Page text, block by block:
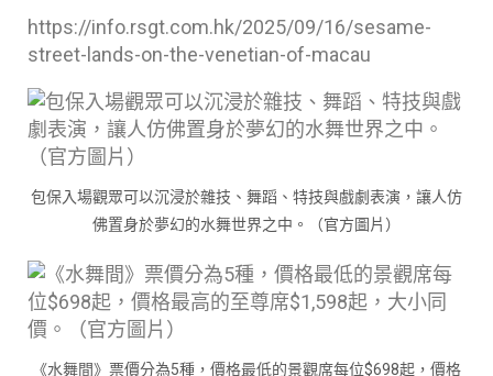
https://info.rsgt.com.hk/2025/09/16/sesame-
street-lands-on-the-venetian-of-macau
包保入場觀眾可以沉浸於雜技、舞蹈、特技與戲劇表演，讓人仿
佛置身於夢幻的水舞世界之中。（官方圖片）
《水舞間》票價分為5種，價格最低的景觀席每位$698起，價格